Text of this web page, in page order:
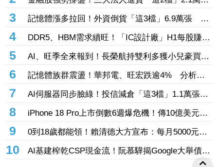
張 投8.54億元連12日進場三商壽
3
記憶體漲多拉回！外資倒貨「這3檔」6.9萬張 連
賣華邦電2天捲102億元
4
DDR5、HBM需求續旺！「IC設計廠」H1每股賺
9.13元 董座：搶晶圓產能比毛利率更重要
5
AI、旺季全來報到！長榮航持雙利多獲小兒豪買逾
53萬張成寵兒 「這檔」前7月營收狂超去年全年
也獲青睞
6
記憶體族群震盪！華邦電、旺宏跌逾4% 分析師
點名「這2檔」多頭：布局看技術面
7
AI伺服器同步臉綠！投信減倉「這3檔」1.1萬張
投信連砍緯創2刀帶走18.96億元
8
iPhone 18 Pro上市倒數6週爆危機！傳10億美元晶
片卡封裝「躺在廠房」 恐面臨庫存不足
9
0到18歲都能領！賴清德大方宣布：每月5000元成
長津貼 婚、產假全面加碼
10
AI基建榨乾CSP現金流！阮慕驊揭Google大舉債衝
擊